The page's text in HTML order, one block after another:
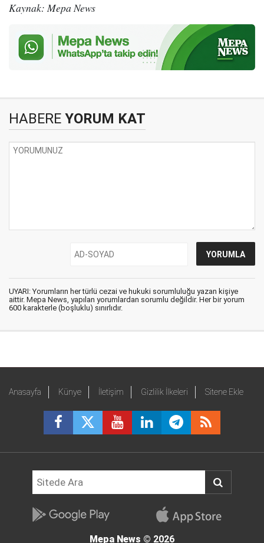
Kaynak: Mepa News
HABERE YORUM KAT
UYARI: Yorumların her türlü cezai ve hukuki sorumluluğu yazan kişiye
aittir. Mepa News, yapılan yorumlardan sorumlu değildir. Her bir yorum
600 karakterle (boşluklu) sınırlıdır.
Anasayfa Künye İletişim Gizlilik İlkeleri Sitene Ekle
Mepa News © 2026